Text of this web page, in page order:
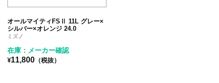
オールマイティFSⅡ 11L グレー×
シルバー×オレンジ 24.0
ミズノ
在庫：メーカー確認
¥11,800 （税抜）